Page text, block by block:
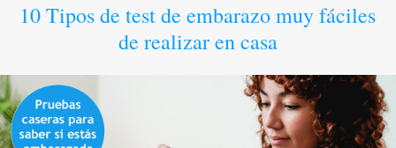
10 Tipos de test de embarazo muy fáciles
de realizar en casa